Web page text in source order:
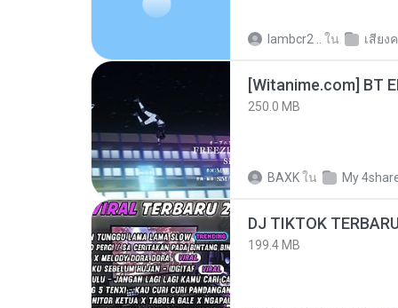
lambcr2 .. ใน เสียง
[Witanime.com] BT
250.0 MB
BAXKใน My
199.4 MB